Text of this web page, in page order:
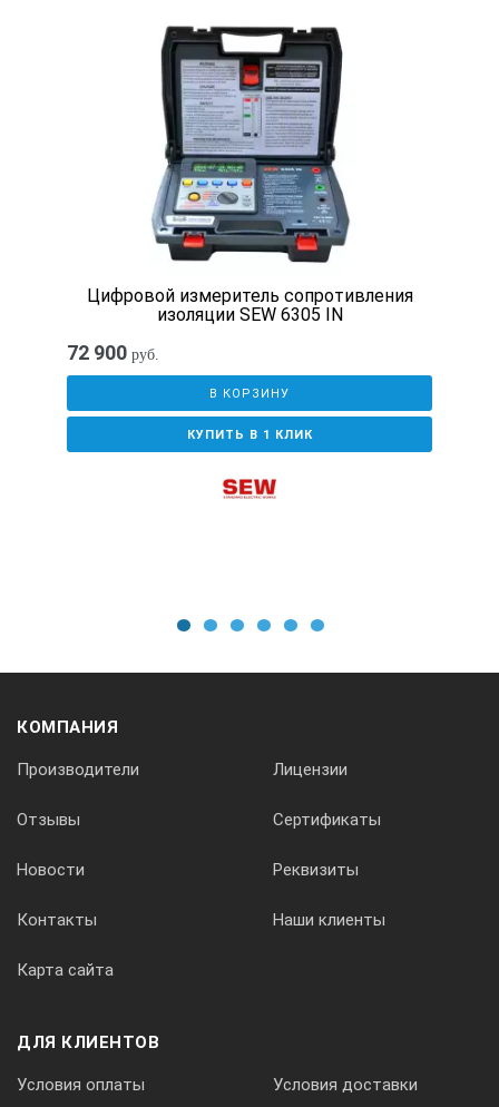
Вес, грамм (с батареей)
Фиксация результатов измерений DATA HOLD
Цифровой измеритель сопротивления
изоляции SEW 6305 IN
72 900 руб.
В КОРЗИНУ
КУПИТЬ В 1 КЛИК
КОМПАНИЯ
Производители Лицензии
Отзывы Сертификаты
Новости Реквизиты
Контакты Наши клиенты
Карта сайта
ДЛЯ КЛИЕНТОВ
Условия оплаты Условия доставки